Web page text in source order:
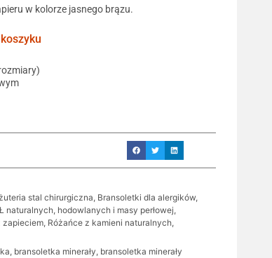
w kolorze jasnego brązu.
stal chirurgiczna, Bransoletki dla alergików,
naturalnych, hodowlanych i masy perłowej,
zapieciem, Różańce z kamieni naturalnych,
, bransoletka minerały, bransoletka minerały